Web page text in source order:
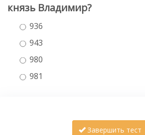
князь Владимир?
936
943
980
981
Завершить тест